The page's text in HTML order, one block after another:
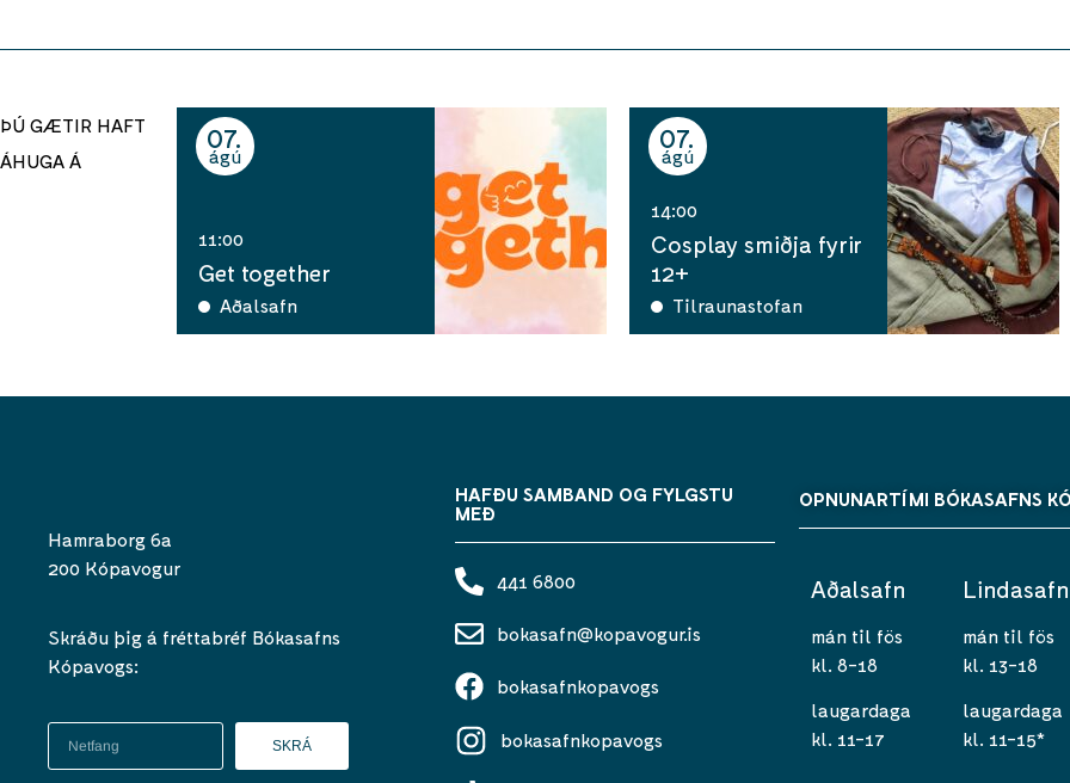
ÞÚ GÆTIR HAFT
ÁHUGA Á
07
ágú
11:00
Get together
Aðalsafn
07
ágú
14:00
Cosplay smiðja fyrir
12+
Tilraunastofan
Hamraborg 6a
200 Kópavogur
Skráðu þig á fréttabréf Bókasafns
Kópavogs:
SKRÁ
HAFÐU SAMBAND OG FYLGSTU
MEÐ
441 6800
bokasafn@kopavogur.is
bokasafnkopavogs
bokasafnkopavogs
OPNUNARTÍMI BÓKASAFNS
Aðalsafn
mán til fös
kl. 8-18
laugardaga
kl. 11-17
Lindasafn
mán til fös
kl. 13-18
laugardaga
kl. 11-15*